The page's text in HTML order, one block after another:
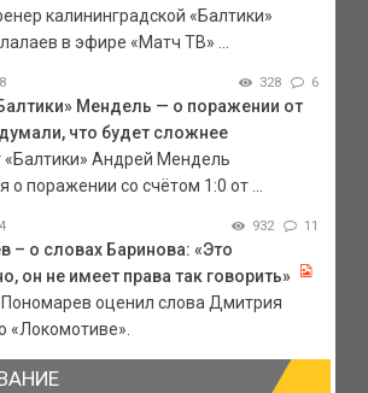
калининградской «Балтики»
в эфире «Матч ТВ» ...
328 6
Мендель — о поражении от
что будет сложнее
«Балтики» Андрей Мендель
о поражении со счётом 1:0 от ...
932 11
– о словах Баринова: «Это
он не имеет права так говорить»
оценил слова Дмитрия
«Локомотиве».